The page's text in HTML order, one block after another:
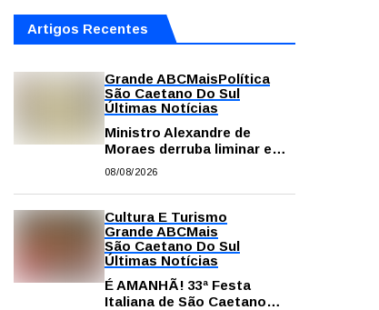
Artigos Recentes
Grande ABCMaisPolítica
São Caetano Do Sul
Últimas Notícias
Ministro Alexandre de
Moraes derruba liminar e
restabelece andamento de
contra vereador Matheus
Gianello
08/08/2026
Cultura E Turismo
Grande ABCMais
São Caetano Do Sul
Últimas Notícias
É AMANHÃ! 33ª Festa
Italiana de São Caetano